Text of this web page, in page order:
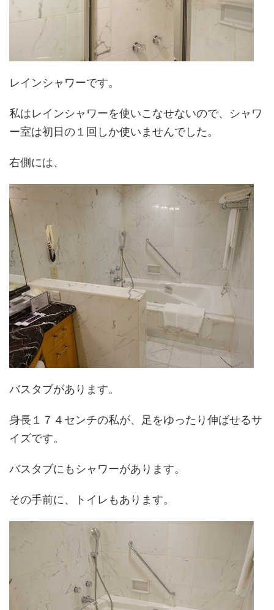
レインシャワーです。
私はレインシャワーを使いこなせないので、シャワ
ー室は初日の１回しか使いませんでした。
右側には、
バスタブがあります。
身長１７４センチの私が、足をゆったり伸ばせるサ
イズです。
バスタブにもシャワーがあります。
その手前に、トイレもあります。